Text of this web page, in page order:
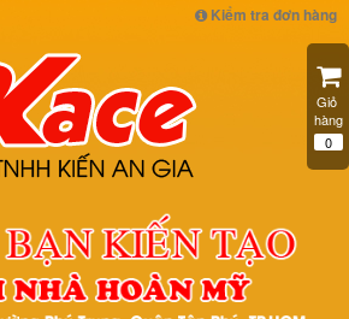
Kiểm tra đơn hàng
Giỏ
hàng
0